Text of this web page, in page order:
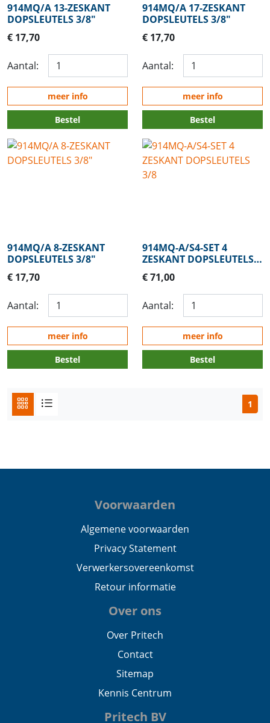
914MQ/A 13-ZESKANT
DOPSLEUTELS 3/8"
€ 17,70
Aantal:
meer info
Bestel
914MQ/A 17-ZESKANT
DOPSLEUTELS 3/8"
€ 17,70
Aantal:
meer info
Bestel
914MQ/A 8-ZESKANT
DOPSLEUTELS 3/8"
€ 17,70
Aantal:
meer info
Bestel
914MQ-A/S4-SET 4
ZESKANT DOPSLEUTELS
3/8
€ 71,00
Aantal:
meer info
Bestel
1
Voorwaarden
Algemene voorwaarden
Privacy Statement
Verwerkersovereenkomst
Retour informatie
Over ons
Over Pritech
Contact
Sitemap
Kennis Centrum
Pritech BV